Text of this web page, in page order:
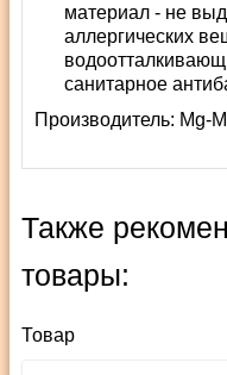
материал - не
аллергических
санитарное
Производитель: Mg-
Также
товары:
Товар